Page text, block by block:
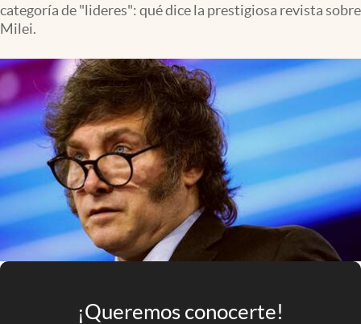
Mundial 2026
Eventos Corporativos
El Cronista Studio
abre en nueva pestaña
Argentina
categoría de "lideres": qué dice la prestigiosa revista sobre
Milei.
¡Queremos conocerte!